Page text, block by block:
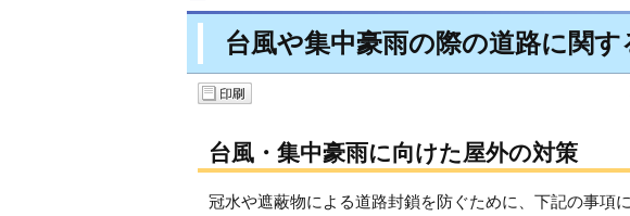
台風や集中豪雨の際の道路に関す
台風・集中豪雨に向けた屋外の対策
冠水や遮蔽物による道路封鎖を防ぐために、下記の事項